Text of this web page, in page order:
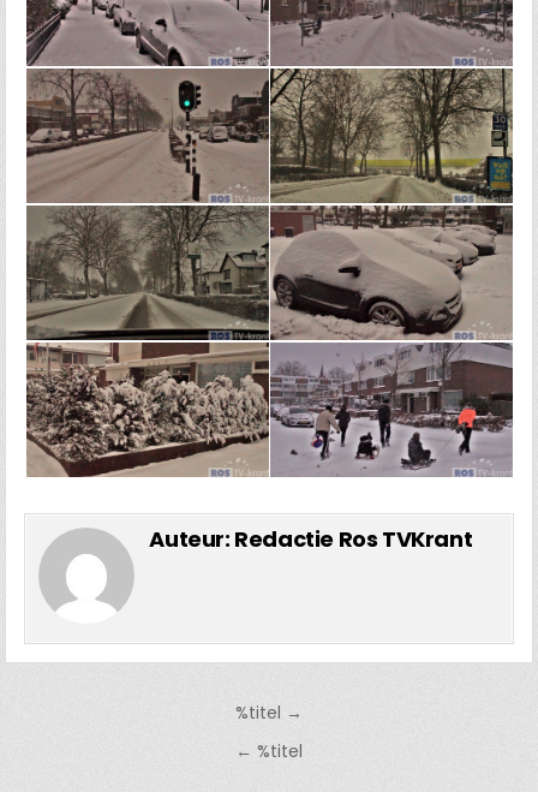
Auteur: Redactie Ros TVKrant
%titel →
← %titel